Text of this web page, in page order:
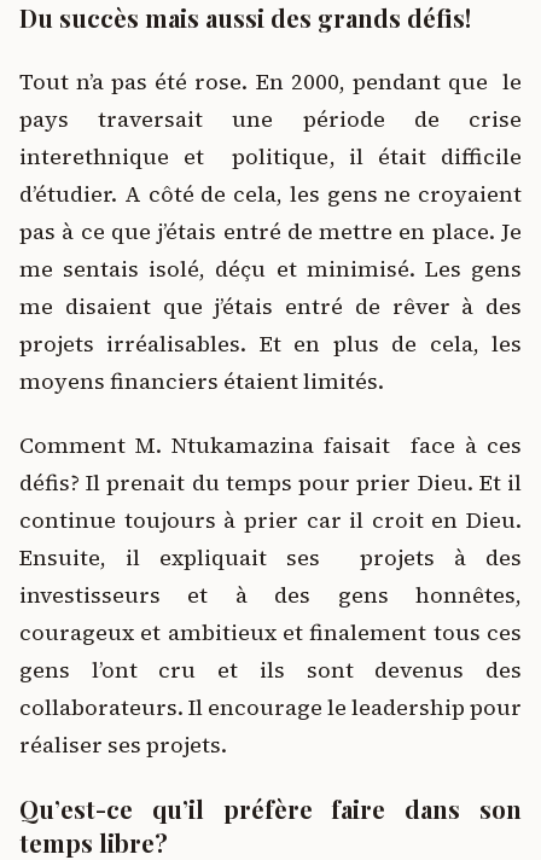
Du succès mais aussi des grands défis!
Tout n’a pas été rose. En 2000, pendant que le
pays traversait une période de crise
interethnique et politique, il était difficile
d’étudier. A côté de cela, les gens ne croyaient
pas à ce que j’étais entré de mettre en place. Je
me sentais isolé, déçu et minimisé. Les gens
me disaient que j’étais entré de rêver à des
projets irréalisables. Et en plus de cela, les
moyens financiers étaient limités.
Comment M. Ntukamazina faisait face à ces
défis? Il prenait du temps pour prier Dieu. Et il
continue toujours à prier car il croit en Dieu.
Ensuite, il expliquait ses projets à des
investisseurs et à des gens honnêtes,
courageux et ambitieux et finalement tous ces
gens l’ont cru et ils sont devenus des
collaborateurs. Il encourage le leadership pour
réaliser ses projets.
Qu’est-ce qu’il préfère faire dans son
temps libre?